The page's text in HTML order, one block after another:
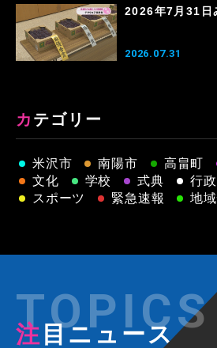
2026年7月31日
2026.07.31
カテゴリー
米沢市 南陽市 高畠町
文化
学校 式典 行政
スポーツ
緊急速報 地
注目ニュース